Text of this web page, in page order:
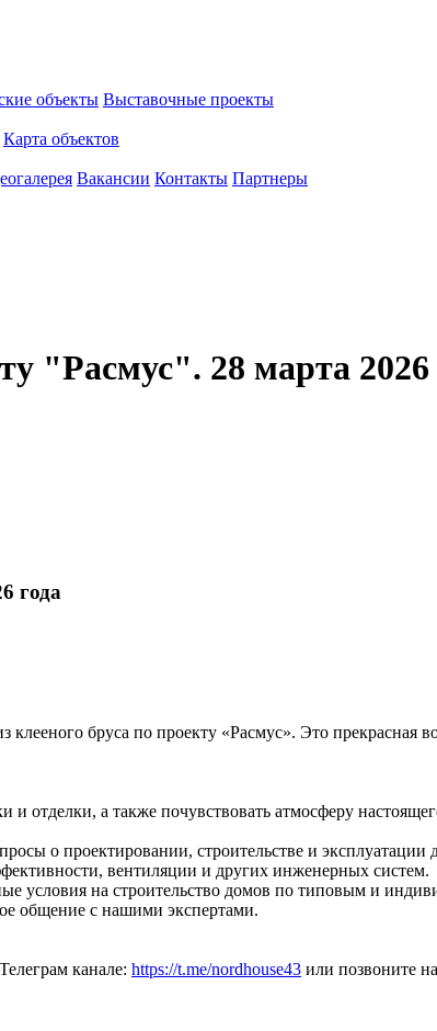
объекты Выставочные проекты
Карта объектов
Вакансии Контакты Партнеры
"Расмус". 28 марта 2026
года
бруса по проекту «Расмус». Это прекрасная
отделки, а также почувствовать атмосферу
о проектировании, строительстве и эксплуатации
вентиляции и других инженерных систем.
условия на строительство домов по типовым и
общение с нашими экспертами.
канале: https://t.me/nordhouse43 или позвоните